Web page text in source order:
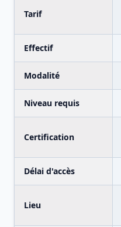
Tarif
Effectif
Modalité
Niveau requis
Certification
Délai d'accès
Lieu